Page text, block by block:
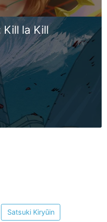
Kill la Kill
Satsuki Kiryūin